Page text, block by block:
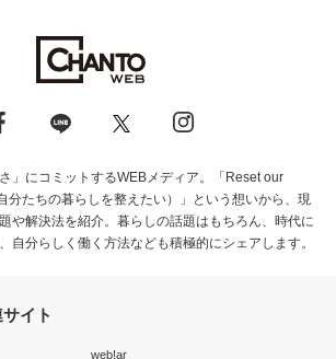
」にコミットするWEBメディア。「Reset our
分たちの暮らしを整えたい）」という想いから、現
や解決法を紹介。暮らしの話題はもちろん、時代に
自分らしく働く方法なども積極的にシェアします。
イト
web!ar